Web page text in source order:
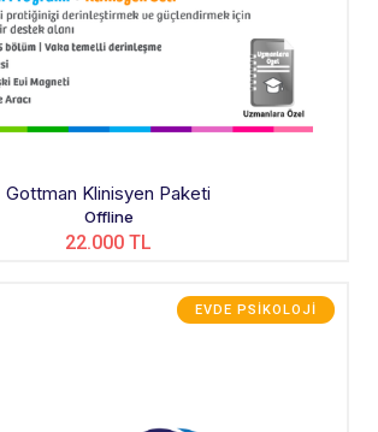
Gottman Klinisyen Paketi
Offline
22.000 TL
EVDE PSIKOLOJI